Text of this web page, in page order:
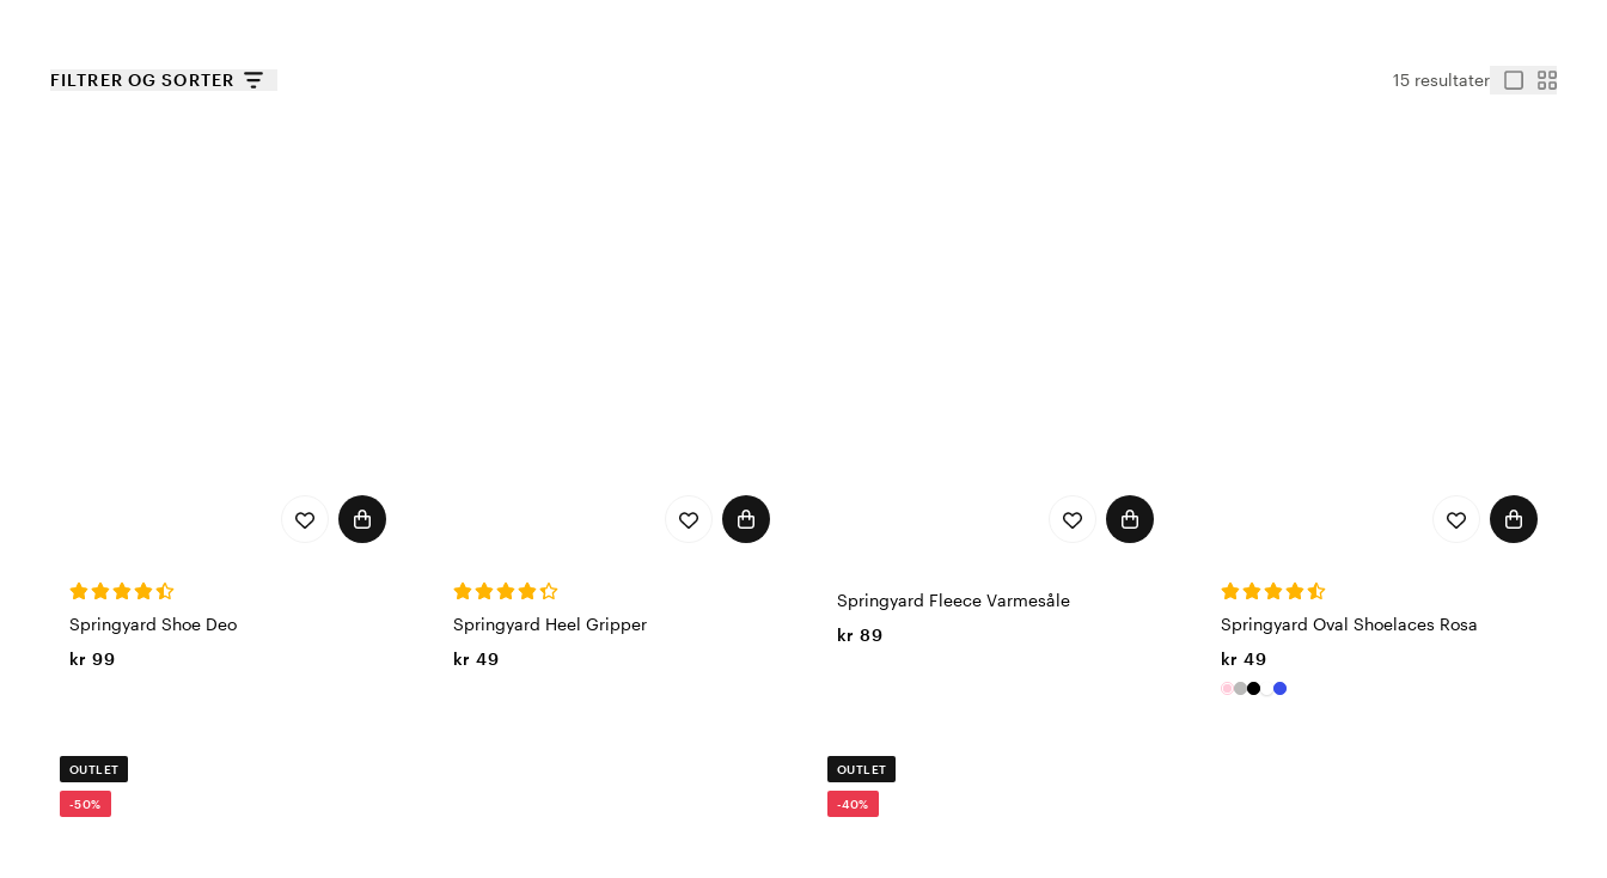
FILTRER OG SORTER 15 resultater
Springyard Shoe Deo
kr 99
Springyard Heel Gripper
kr 49
Springyard Fleece Varmesåle
kr 89
Springyard Oval Shoelaces Rosa
kr 49
OUTLET
-50%
OUTLET
-40%